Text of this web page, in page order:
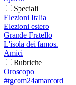
Speciali
Elezioni Italia
Elezioni estero
Grande Fratello
L'isola dei famosi
Amici
Rubriche
Oroscopo
#tgcom24amarcord